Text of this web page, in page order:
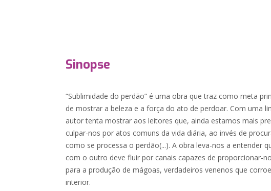
Sinopse
“Sublimidade do perdão” é uma obra que traz como meta
de mostrar a beleza e a força do ato de perdoar. Com uma
autor tenta mostrar aos leitores que, ainda estamos mais
culpar-nos por atos comuns da vida diária, ao invés de
como se processa o perdão(...). A obra leva-nos a entender
com o outro deve fluir por canais capazes de proporcionar-
para a produção de mágoas, verdadeiros venenos que
interior.